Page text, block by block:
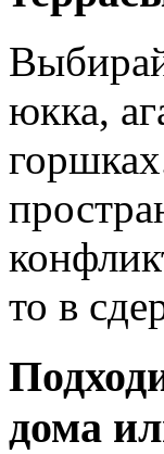
юкка,
то в
дома